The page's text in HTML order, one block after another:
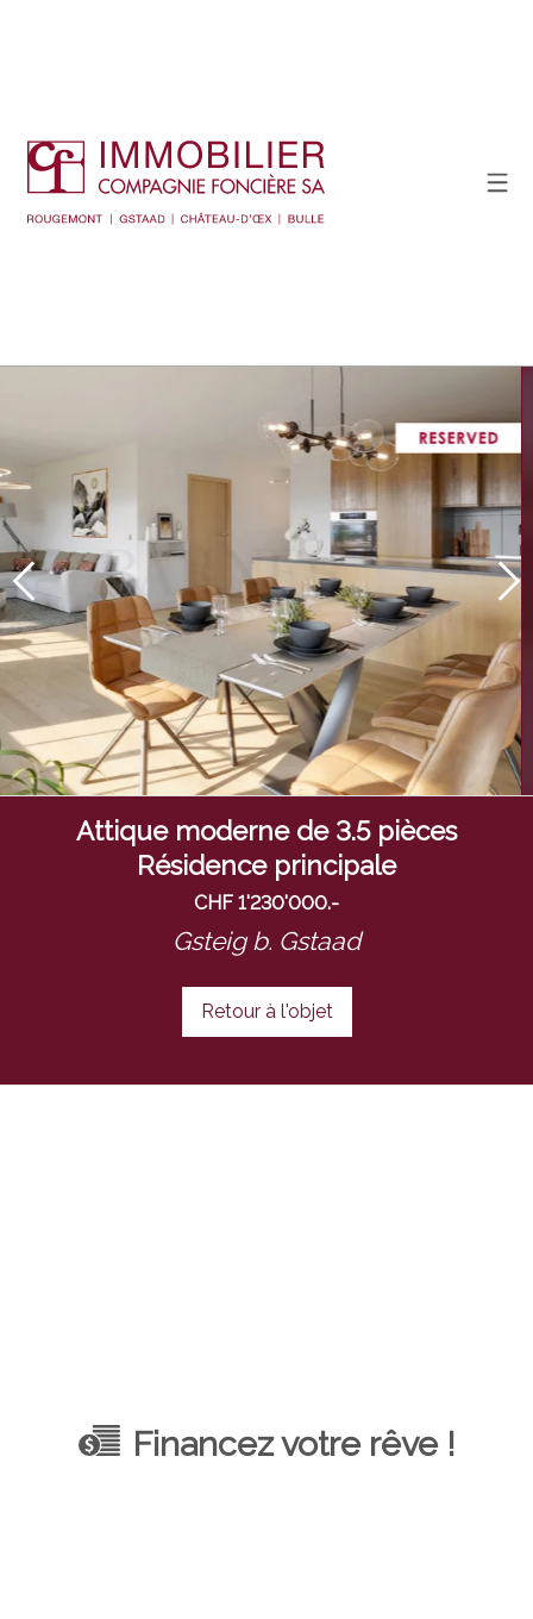
Attique moderne de 3.5 pièces
Résidence principale
CHF 1'230'000.-
Gsteig b. Gstaad
Retour à l'objet
Financez votre rêve !